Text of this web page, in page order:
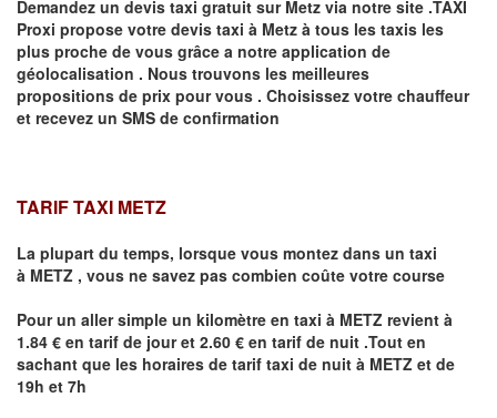
Demandez un devis taxi gratuit sur Metz via notre site .TAXI
Proxi propose votre devis taxi à Metz à tous les taxis les
plus proche de vous grâce a notre application de
géolocalisation . Nous trouvons les meilleures
propositions de prix pour vous . Choisissez votre chauffeur
et recevez un SMS de confirmation
TARIF TAXI METZ
La plupart du temps, lorsque vous montez dans un taxi
à METZ , vous ne savez pas combien coûte votre course
Pour un aller simple un kilomètre en taxi à METZ revient à
1.84 € en tarif de jour et 2.60 € en tarif de nuit .Tout en
sachant que les horaires de tarif taxi de nuit à METZ et de
19h et 7h